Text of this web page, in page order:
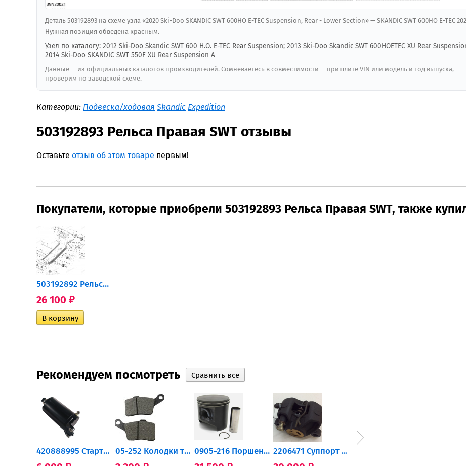
Деталь 503192893 на схеме узла «2020 Ski-Doo SKANDIC SWT 600HO E-TEC Suspension, Rear - Lower Section» — SKANDIC SWT 600HO E-TEC
Нужная позиция обведена красным.
Узел по каталогу: 2012 Ski-Doo Skandic SWT 600 H.O. E-TEC Rear Suspension; 2013 Ski-Doo Skandic SWT 600HOETEC XU Rear
2014 Ski-Doo SKANDIC SWT 550F XU Rear Suspension A
Данные — из официальных каталогов производителей. Сомневаетесь в совместимости — пришлите VIN или модель и год выпуска,
проверим по заводской схеме.
Категории: Подвеска/ходовая Skandic Expedition
503192893 Рельса Правая SWT отзывы
Оставьте отзыв об этом товаре первым!
Покупатели, которые приобрели 503192893 Рельса Правая SWT, также
503192892 Рельса левая SWT
26 100 ₽
Рекомендуем посмотреть
420888995 Стартер для... 05-252 Колодки тормозные... 0905-216 Поршень Arctic Cat... 2206471 Суппорт тормозной...